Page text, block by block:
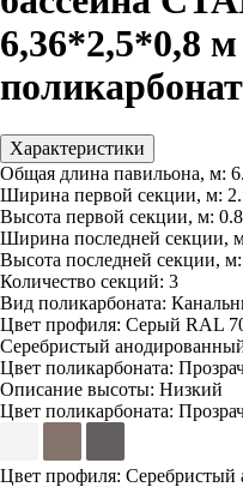
6,36*2,5*0,8
поликарбонат
Характеристики
Общая длина павильона, м:
Ширина первой секции, м:
Высота первой секции, м: 0.8
Ширина последней секции,
Высота последней секции, м:
Количество секций: 3
Вид поликарбоната:
Цвет профиля: Серый RAL
Серебристый
Цвет поликарбоната:
Описание высоты: Низкий
Цвет поликарбоната:
Цвет профиля: Серебристый